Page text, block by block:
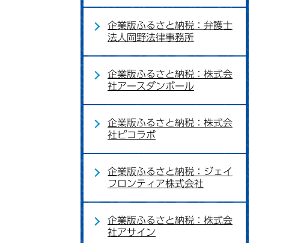
企業版ふるさと納税：弁護士
法人岡野法律事務所
企業版ふるさと納税：株式会
社アースダンボール
企業版ふるさと納税：株式会
社ピコラボ
企業版ふるさと納税：ジェイ
フロンティア株式会社
企業版ふるさと納税：株式会
社アサイン